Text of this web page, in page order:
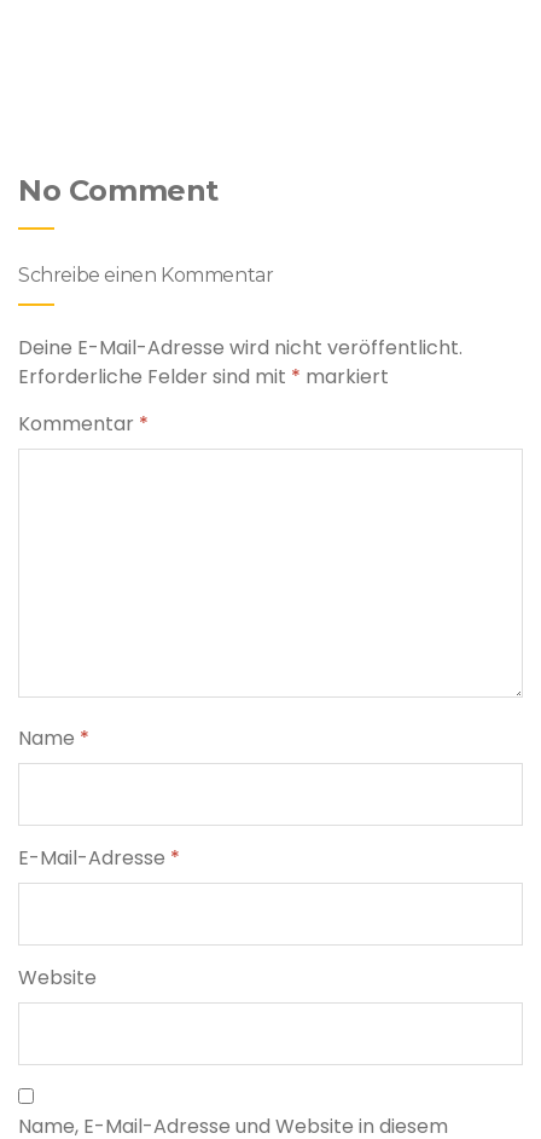
No Comment
Schreibe einen Kommentar
Deine E-Mail-Adresse wird nicht veröffentlicht.
Erforderliche Felder sind mit * markiert
Kommentar *
Name *
E-Mail-Adresse *
Website
Name, E-Mail-Adresse und Website in diesem